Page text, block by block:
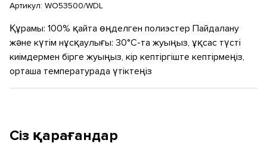
Артикул: WO53500/WDL
Құрамы: 100% қайта өңделген полиэстер Пайдалану
және күтім нұсқаулығы: 30°C-та жуыңыз, ұқсас түсті
киімдермен бірге жуыңыз, кір кептіргіште кептірмеңіз,
орташа температурада үтіктеңіз
Сіз қарағандар